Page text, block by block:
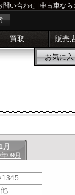
問い合わせ |中古車なら
買取 販売
お気に
月
09月